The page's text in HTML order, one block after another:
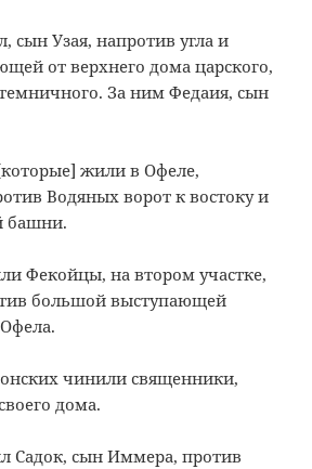
сын Узая, напротив угла и
от верхнего дома царского,
За ним Федаия, сын
жили в Офеле,
Водяных ворот к востоку и
башни.
Фекойцы, на втором участке,
большой выступающей
чинили священники,
дома.
Садок, сын Иммера, против